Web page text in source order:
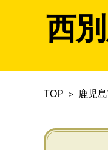
西
TOP ＞ 鹿児